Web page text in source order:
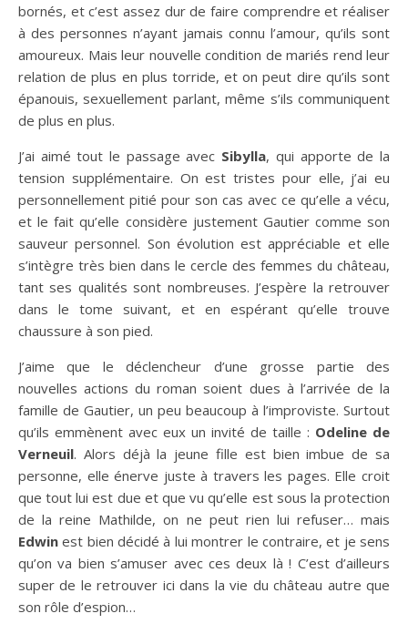
bornés, et c’est assez dur de faire comprendre et réaliser
à des personnes n’ayant jamais connu l’amour, qu’ils sont
amoureux. Mais leur nouvelle condition de mariés rend leur
relation de plus en plus torride, et on peut dire qu’ils sont
épanouis, sexuellement parlant, même s’ils communiquent
de plus en plus.
J’ai aimé tout le passage avec Sibylla, qui apporte de la
tension supplémentaire. On est tristes pour elle, j’ai eu
personnellement pitié pour son cas avec ce qu’elle a vécu,
et le fait qu’elle considère justement Gautier comme son
sauveur personnel. Son évolution est appréciable et elle
s’intègre très bien dans le cercle des femmes du château,
tant ses qualités sont nombreuses. J’espère la retrouver
dans le tome suivant, et en espérant qu’elle trouve
chaussure à son pied.
J’aime que le déclencheur d’une grosse partie des
nouvelles actions du roman soient dues à l’arrivée de la
famille de Gautier, un peu beaucoup à l’improviste. Surtout
qu’ils emmènent avec eux un invité de taille : Odeline de
Verneuil. Alors déjà la jeune fille est bien imbue de sa
personne, elle énerve juste à travers les pages. Elle croit
que tout lui est due et que vu qu’elle est sous la protection
de la reine Mathilde, on ne peut rien lui refuser… mais
Edwin est bien décidé à lui montrer le contraire, et je sens
qu’on va bien s’amuser avec ces deux là ! C’est d’ailleurs
super de le retrouver ici dans la vie du château autre que
son rôle d’espion…